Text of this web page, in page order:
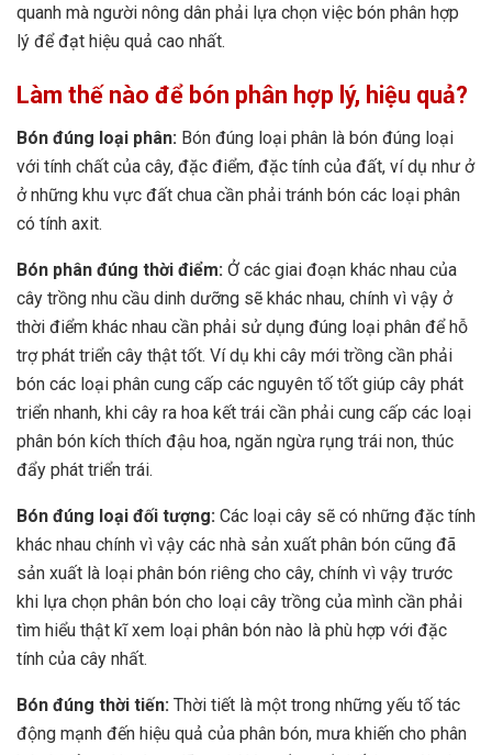
quanh mà người nông dân phải lựa chọn việc bón phân hợp
lý để đạt hiệu quả cao nhất.
Làm thế nào để bón phân hợp lý, hiệu quả?
Bón đúng loại phân: Bón đúng loại phân là bón đúng loại
với tính chất của cây, đặc điểm, đặc tính của đất, ví dụ như ở
ở những khu vực đất chua cần phải tránh bón các loại phân
có tính axit.
Bón phân đúng thời điểm: Ở các giai đoạn khác nhau của
cây trồng nhu cầu dinh dưỡng sẽ khác nhau, chính vì vậy ở
thời điểm khác nhau cần phải sử dụng đúng loại phân để hỗ
trợ phát triển cây thật tốt. Ví dụ khi cây mới trồng cần phải
bón các loại phân cung cấp các nguyên tố tốt giúp cây phát
triển nhanh, khi cây ra hoa kết trái cần phải cung cấp các loại
phân bón kích thích đậu hoa, ngăn ngừa rụng trái non, thúc
đẩy phát triển trái.
Bón đúng loại đối tượng: Các loại cây sẽ có những đặc tính
khác nhau chính vì vậy các nhà sản xuất phân bón cũng đã
sản xuất là loại phân bón riêng cho cây, chính vì vậy trước
khi lựa chọn phân bón cho loại cây trồng của mình cần phải
tìm hiểu thật kĩ xem loại phân bón nào là phù hợp với đặc
tính của cây nhất.
Bón đúng thời tiến: Thời tiết là một trong những yếu tố tác
động mạnh đến hiệu quả của phân bón, mưa khiến cho phân